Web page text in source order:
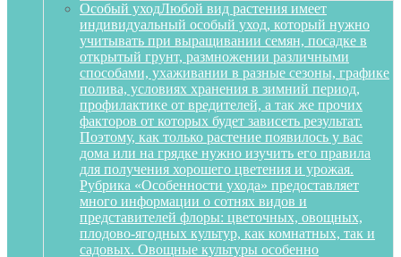
Особый уходЛюбой вид растения имеет
индивидуальный особый уход, который нужно
учитывать при выращивании семян, посадке в
открытый грунт, размножении различными
способами, ухаживании в разные сезоны, графике
полива, условиях хранения в зимний период,
профилактике от вредителей, а так же прочих
факторов от которых будет зависеть результат.
Поэтому, как только растение появилось у вас
дома или на грядке нужно изучить его правила
для получения хорошего цветения и урожая.
Рубрика «Особенности ухода» предоставляет
много информации о сотнях видов и
представителей флоры: цветочных, овощных,
плодово-ягодных культур, как комнатных, так и
садовых. Овощные культуры особенно